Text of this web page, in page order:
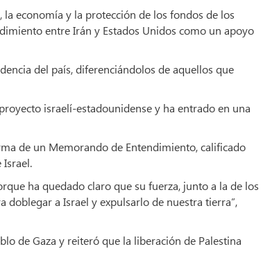
economía y la protección de los fondos de los
entre Irán y Estados Unidos como un apoyo
del país, diferenciándolos de aquellos que
israelí-estadounidense y ha entrado en una
de un Memorando de Entendimiento, calificado
ha quedado claro que su fuerza, junto a la de los
doblegar a Israel y expulsarlo de nuestra tierra”,
de Gaza y reiteró que la liberación de Palestina